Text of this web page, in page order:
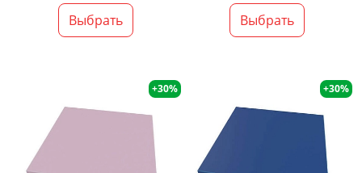
Выбрать Выбрать
+30% +30%